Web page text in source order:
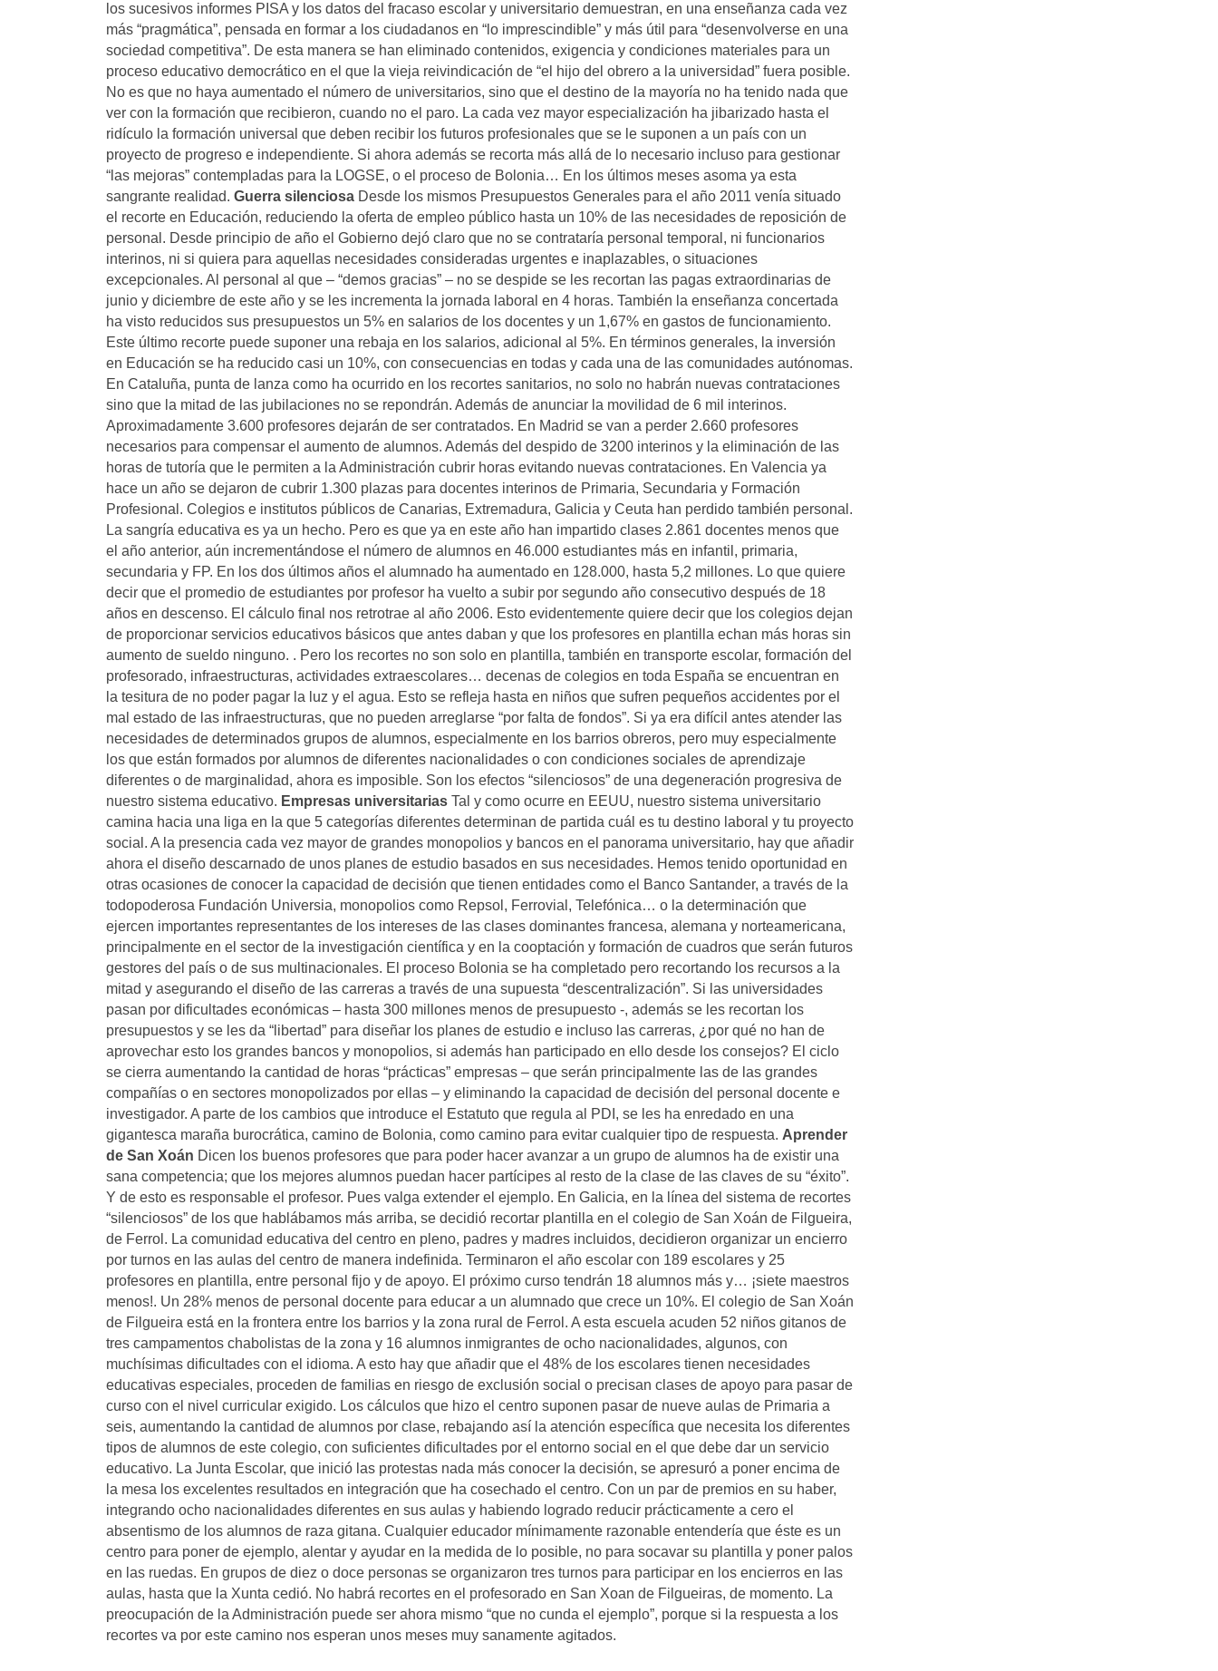
los sucesivos informes PISA y los datos del fracaso escolar y universitario demuestran, en una enseñanza cada vez
más “pragmática”, pensada en formar a los ciudadanos en “lo imprescindible” y más útil para “desenvolverse en una
sociedad competitiva”. De esta manera se han eliminado contenidos, exigencia y condiciones materiales para un
proceso educativo democrático en el que la vieja reivindicación de “el hijo del obrero a la universidad” fuera posible.
No es que no haya aumentado el número de universitarios, sino que el destino de la mayoría no ha tenido nada que
ver con la formación que recibieron, cuando no el paro. La cada vez mayor especialización ha jibarizado hasta el
ridículo la formación universal que deben recibir los futuros profesionales que se le suponen a un país con un
proyecto de progreso e independiente. Si ahora además se recorta más allá de lo necesario incluso para gestionar
“las mejoras” contempladas para la LOGSE, o el proceso de Bolonia… En los últimos meses asoma ya esta
sangrante realidad. Guerra silenciosa Desde los mismos Presupuestos Generales para el año 2011 venía situado
el recorte en Educación, reduciendo la oferta de empleo público hasta un 10% de las necesidades de reposición de
personal. Desde principio de año el Gobierno dejó claro que no se contrataría personal temporal, ni funcionarios
interinos, ni si quiera para aquellas necesidades consideradas urgentes e inaplazables, o situaciones
excepcionales. Al personal al que – “demos gracias” – no se despide se les recortan las pagas extraordinarias de
junio y diciembre de este año y se les incrementa la jornada laboral en 4 horas. También la enseñanza concertada
ha visto reducidos sus presupuestos un 5% en salarios de los docentes y un 1,67% en gastos de funcionamiento.
Este último recorte puede suponer una rebaja en los salarios, adicional al 5%. En términos generales, la inversión
en Educación se ha reducido casi un 10%, con consecuencias en todas y cada una de las comunidades autónomas.
En Cataluña, punta de lanza como ha ocurrido en los recortes sanitarios, no solo no habrán nuevas contrataciones
sino que la mitad de las jubilaciones no se repondrán. Además de anunciar la movilidad de 6 mil interinos.
Aproximadamente 3.600 profesores dejarán de ser contratados. En Madrid se van a perder 2.660 profesores
necesarios para compensar el aumento de alumnos. Además del despido de 3200 interinos y la eliminación de las
horas de tutoría que le permiten a la Administración cubrir horas evitando nuevas contrataciones. En Valencia ya
hace un año se dejaron de cubrir 1.300 plazas para docentes interinos de Primaria, Secundaria y Formación
Profesional. Colegios e institutos públicos de Canarias, Extremadura, Galicia y Ceuta han perdido también personal.
La sangría educativa es ya un hecho. Pero es que ya en este año han impartido clases 2.861 docentes menos que
el año anterior, aún incrementándose el número de alumnos en 46.000 estudiantes más en infantil, primaria,
secundaria y FP. En los dos últimos años el alumnado ha aumentado en 128.000, hasta 5,2 millones. Lo que quiere
decir que el promedio de estudiantes por profesor ha vuelto a subir por segundo año consecutivo después de 18
años en descenso. El cálculo final nos retrotrae al año 2006. Esto evidentemente quiere decir que los colegios dejan
de proporcionar servicios educativos básicos que antes daban y que los profesores en plantilla echan más horas sin
aumento de sueldo ninguno. . Pero los recortes no son solo en plantilla, también en transporte escolar, formación del
profesorado, infraestructuras, actividades extraescolares… decenas de colegios en toda España se encuentran en
la tesitura de no poder pagar la luz y el agua. Esto se refleja hasta en niños que sufren pequeños accidentes por el
mal estado de las infraestructuras, que no pueden arreglarse “por falta de fondos”. Si ya era difícil antes atender las
necesidades de determinados grupos de alumnos, especialmente en los barrios obreros, pero muy especialmente
los que están formados por alumnos de diferentes nacionalidades o con condiciones sociales de aprendizaje
diferentes o de marginalidad, ahora es imposible. Son los efectos “silenciosos” de una degeneración progresiva de
nuestro sistema educativo. Empresas universitarias Tal y como ocurre en EEUU, nuestro sistema universitario
camina hacia una liga en la que 5 categorías diferentes determinan de partida cuál es tu destino laboral y tu proyecto
social. A la presencia cada vez mayor de grandes monopolios y bancos en el panorama universitario, hay que añadir
ahora el diseño descarnado de unos planes de estudio basados en sus necesidades. Hemos tenido oportunidad en
otras ocasiones de conocer la capacidad de decisión que tienen entidades como el Banco Santander, a través de la
todopoderosa Fundación Universia, monopolios como Repsol, Ferrovial, Telefónica… o la determinación que
ejercen importantes representantes de los intereses de las clases dominantes francesa, alemana y norteamericana,
principalmente en el sector de la investigación científica y en la cooptación y formación de cuadros que serán futuros
gestores del país o de sus multinacionales. El proceso Bolonia se ha completado pero recortando los recursos a la
mitad y asegurando el diseño de las carreras a través de una supuesta “descentralización”. Si las universidades
pasan por dificultades económicas – hasta 300 millones menos de presupuesto -, además se les recortan los
presupuestos y se les da “libertad” para diseñar los planes de estudio e incluso las carreras, ¿por qué no han de
aprovechar esto los grandes bancos y monopolios, si además han participado en ello desde los consejos? El ciclo
se cierra aumentando la cantidad de horas “prácticas” empresas – que serán principalmente las de las grandes
compañías o en sectores monopolizados por ellas – y eliminando la capacidad de decisión del personal docente e
investigador. A parte de los cambios que introduce el Estatuto que regula al PDI, se les ha enredado en una
gigantesca maraña burocrática, camino de Bolonia, como camino para evitar cualquier tipo de respuesta. Aprender
de San Xoán Dicen los buenos profesores que para poder hacer avanzar a un grupo de alumnos ha de existir una
sana competencia; que los mejores alumnos puedan hacer partícipes al resto de la clase de las claves de su “éxito”.
Y de esto es responsable el profesor. Pues valga extender el ejemplo. En Galicia, en la línea del sistema de recortes
“silenciosos” de los que hablábamos más arriba, se decidió recortar plantilla en el colegio de San Xoán de Filgueira,
de Ferrol. La comunidad educativa del centro en pleno, padres y madres incluidos, decidieron organizar un encierro
por turnos en las aulas del centro de manera indefinida. Terminaron el año escolar con 189 escolares y 25
profesores en plantilla, entre personal fijo y de apoyo. El próximo curso tendrán 18 alumnos más y… ¡siete maestros
menos!. Un 28% menos de personal docente para educar a un alumnado que crece un 10%. El colegio de San Xoán
de Filgueira está en la frontera entre los barrios y la zona rural de Ferrol. A esta escuela acuden 52 niños gitanos de
tres campamentos chabolistas de la zona y 16 alumnos inmigrantes de ocho nacionalidades, algunos, con
muchísimas dificultades con el idioma. A esto hay que añadir que el 48% de los escolares tienen necesidades
educativas especiales, proceden de familias en riesgo de exclusión social o precisan clases de apoyo para pasar de
curso con el nivel curricular exigido. Los cálculos que hizo el centro suponen pasar de nueve aulas de Primaria a
seis, aumentando la cantidad de alumnos por clase, rebajando así la atención específica que necesita los diferentes
tipos de alumnos de este colegio, con suficientes dificultades por el entorno social en el que debe dar un servicio
educativo. La Junta Escolar, que inició las protestas nada más conocer la decisión, se apresuró a poner encima de
la mesa los excelentes resultados en integración que ha cosechado el centro. Con un par de premios en su haber,
integrando ocho nacionalidades diferentes en sus aulas y habiendo logrado reducir prácticamente a cero el
absentismo de los alumnos de raza gitana. Cualquier educador mínimamente razonable entendería que éste es un
centro para poner de ejemplo, alentar y ayudar en la medida de lo posible, no para socavar su plantilla y poner palos
en las ruedas. En grupos de diez o doce personas se organizaron tres turnos para participar en los encierros en las
aulas, hasta que la Xunta cedió. No habrá recortes en el profesorado en San Xoan de Filgueiras, de momento. La
preocupación de la Administración puede ser ahora mismo “que no cunda el ejemplo”, porque si la respuesta a los
recortes va por este camino nos esperan unos meses muy sanamente agitados.